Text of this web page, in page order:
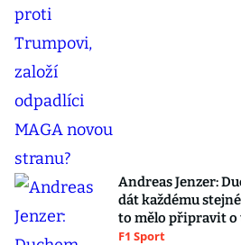
Andreas Jenzer:
dát každému
to mělo připravit
F1 Sport